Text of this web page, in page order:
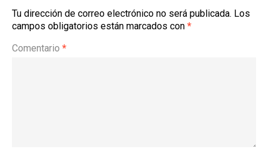
Tu dirección de correo electrónico no será publicada. Los
campos obligatorios están marcados con *
Comentario *